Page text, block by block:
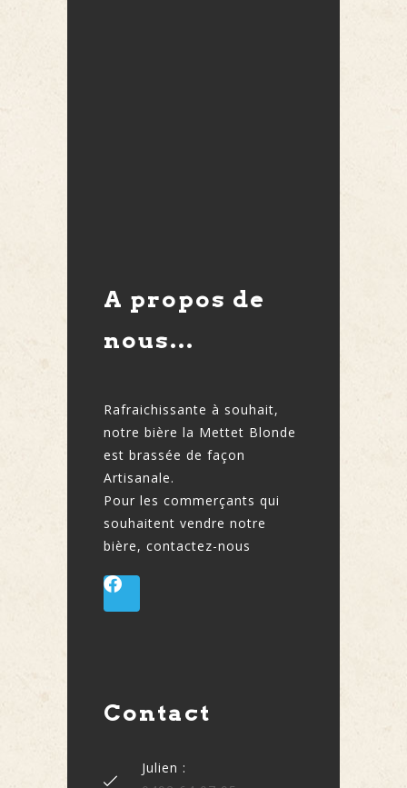
A propos de
nous...
Rafraichissante à souhait,
notre bière la Mettet Blonde
est brassée de façon
Artisanale.
Pour les commerçants qui
souhaitent vendre notre
bière, contactez-nous
Contact
Julien :